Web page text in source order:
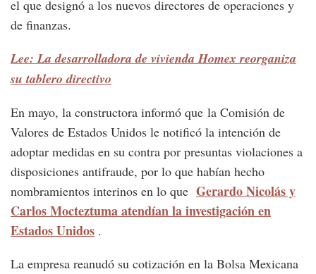
el que designó a los nuevos directores de operaciones y
de finanzas.
Lee: La desarrolladora de vivienda Homex reorganiza
su tablero directivo
En mayo, la constructora informó que la Comisión de
Valores de Estados Unidos le notificó la intención de
adoptar medidas en su contra por presuntas violaciones a
disposiciones antifraude, por lo que habían hecho
nombramientos interinos en lo que Gerardo Nicolás y
Carlos Mocteztuma atendían la investigación en
Estados Unidos .
La empresa reanudó su cotización en la Bolsa Mexicana